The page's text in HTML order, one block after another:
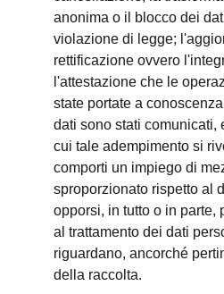
anonima o il blocco dei
violazione di legge;
rettificazione ovvero
l'attestazione che le
state portate a
dati sono stati comunicati,
cui tale adempimento si
comporti un impiego di
sproporzionato rispetto al
opporsi, in tutto o in parte,
al trattamento dei dati
riguardano, ancorché
della raccolta.